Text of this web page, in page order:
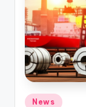
Publicado
News